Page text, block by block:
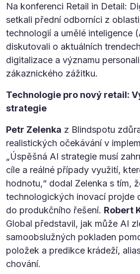
Na konferenci Retail in Detail:
setkali přední odborníci z
technologií a umělé inteligence
diskutovali o aktuálních
digitalizace a významu
zákaznického zážitku.
Technologie pro nový retail:
strategie
Petr Zelenka z Blindspotu
realistických očekávání v
„Úspěšná AI strategie musí
cíle a reálné případy využití,
hodnotu,“ dodal Zelenka s tím,
technologických inovací projde
do produkčního řešení. Robert
Global představil, jak může AI
samoobslužných pokladen
položek a predikce krádeží,
chování.